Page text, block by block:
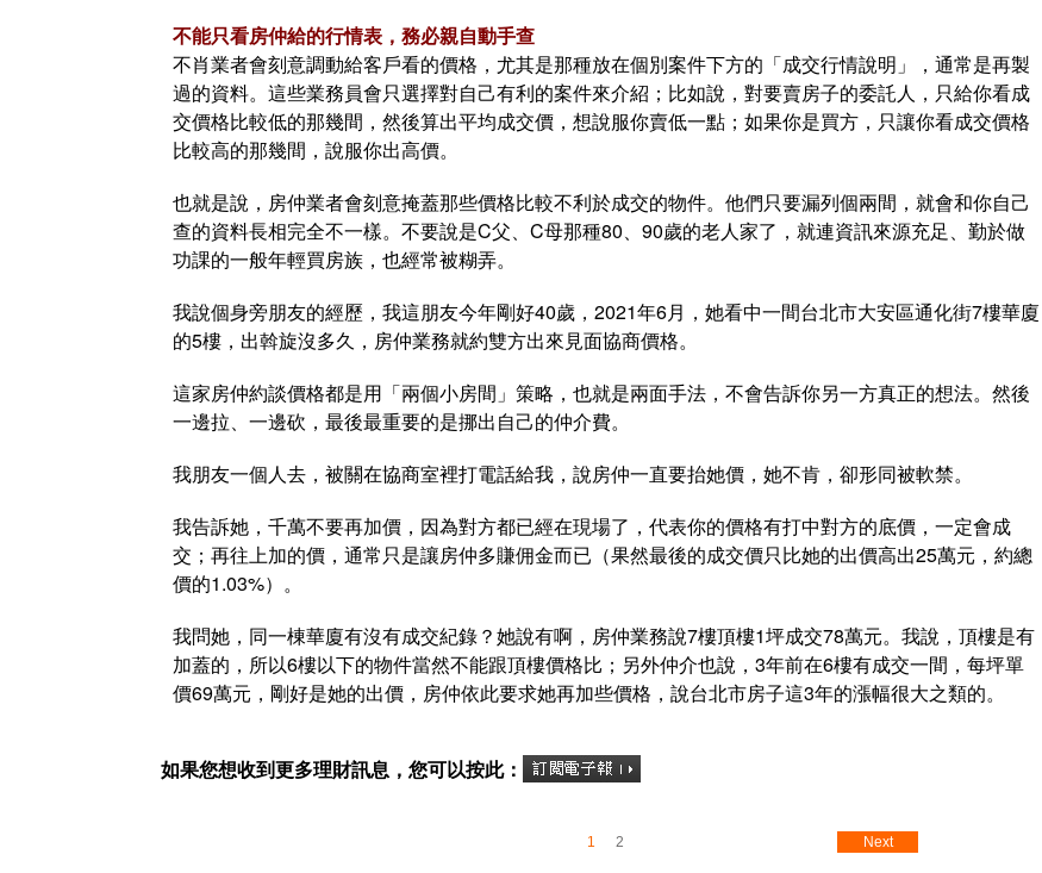
不能只看房仲給的行情表，務必親自動手查
不肖業者會刻意調動給客戶看的價格，尤其是那種放在個別案件下方的「成交行情說明」，通常是再製
過的資料。這些業務員會只選擇對自己有利的案件來介紹；比如說，對要賣房子的委託人，只給你看成
交價格比較低的那幾間，然後算出平均成交價，想說服你賣低一點；如果你是買方，只讓你看成交價格
比較高的那幾間，說服你出高價。
也就是說，房仲業者會刻意掩蓋那些價格比較不利於成交的物件。他們只要漏列個兩間，就會和你自己
查的資料長相完全不一樣。不要說是C父、C母那種80、90歲的老人家了，就連資訊來源充足、勤於做
功課的一般年輕買房族，也經常被糊弄。
我說個身旁朋友的經歷，我這朋友今年剛好40歲，2021年6月，她看中一間台北市大安區通化街7樓華廈
的5樓，出斡旋沒多久，房仲業務就約雙方出來見面協商價格。
這家房仲約談價格都是用「兩個小房間」策略，也就是兩面手法，不會告訴你另一方真正的想法。然後
一邊拉、一邊砍，最後最重要的是挪出自己的仲介費。
我朋友一個人去，被關在協商室裡打電話給我，說房仲一直要抬她價，她不肯，卻形同被軟禁。
我告訴她，千萬不要再加價，因為對方都已經在現場了，代表你的價格有打中對方的底價，一定會成
交；再往上加的價，通常只是讓房仲多賺佣金而已（果然最後的成交價只比她的出價高出25萬元，約總
價的1.03%）。
我問她，同一棟華廈有沒有成交紀錄？她說有啊，房仲業務說7樓頂樓1坪成交78萬元。我說，頂樓是有
加蓋的，所以6樓以下的物件當然不能跟頂樓價格比；另外仲介也說，3年前在6樓有成交一間，每坪單
價69萬元，剛好是她的出價，房仲依此要求她再加些價格，說台北市房子這3年的漲幅很大之類的。
如果您想收到更多理財訊息，您可以按此：
1 2 Next